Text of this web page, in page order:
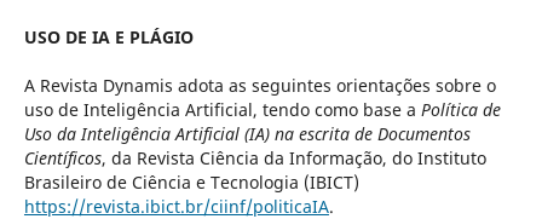
USO DE IA E PLÁGIO
A Revista Dynamis adota as seguintes orientações sobre o
uso de Inteligência Artificial, tendo como base a Política de
Uso da Inteligência Artificial (IA) na escrita de Documentos
Científicos, da Revista Ciência da Informação, do Instituto
Brasileiro de Ciência e Tecnologia (IBICT)
https://revista.ibict.br/ciinf/politicaIA.